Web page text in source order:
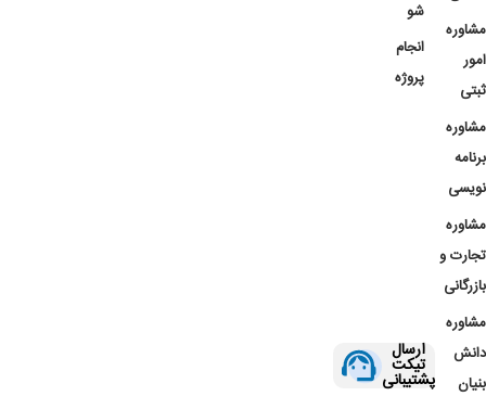
مشاوره
امور
ثبتی
مشاوره
برنامه
نویسی
مشاوره
تجارت و
بازرگانی
مشاوره
دانش
بنیان
شو
انجام
پروژه
ارسال
تیکت
پشتیبانی